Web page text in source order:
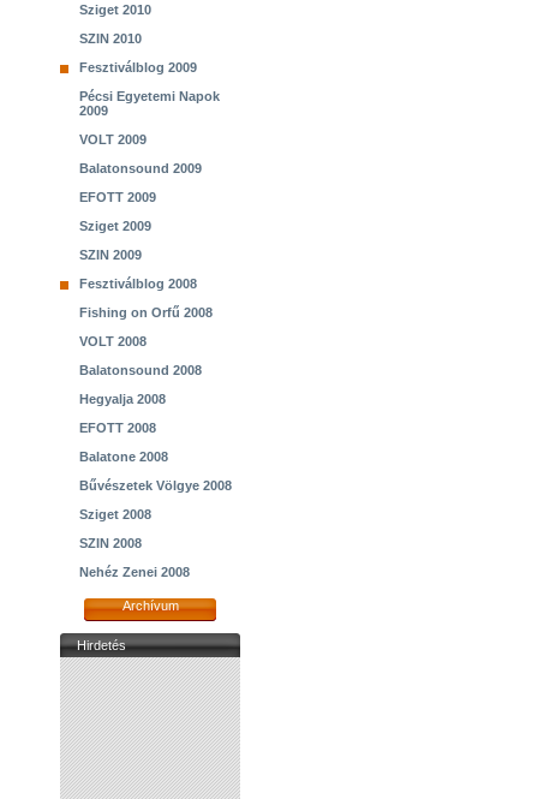
Sziget 2010
SZIN 2010
Fesztiválblog 2009
Pécsi Egyetemi Napok
2009
VOLT 2009
Balatonsound 2009
EFOTT 2009
Sziget 2009
SZIN 2009
Fesztiválblog 2008
Fishing on Orfű 2008
VOLT 2008
Balatonsound 2008
Hegyalja 2008
EFOTT 2008
Balatone 2008
Bűvészetek Völgye 2008
Sziget 2008
SZIN 2008
Nehéz Zenei 2008
Archívum
Hirdetés